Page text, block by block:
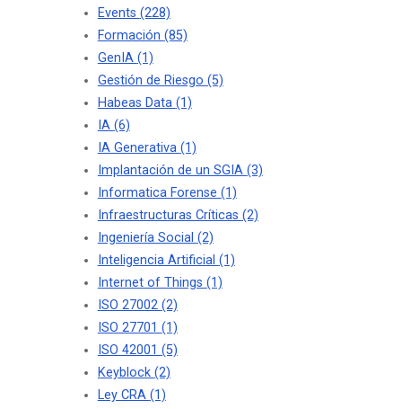
Events (228)
Formación (85)
GenIA (1)
Gestión de Riesgo (5)
Habeas Data (1)
IA (6)
IA Generativa (1)
Implantación de un SGIA (3)
Informatica Forense (1)
Infraestructuras Críticas (2)
Ingeniería Social (2)
Inteligencia Artificial (1)
Internet of Things (1)
ISO 27002 (2)
ISO 27701 (1)
ISO 42001 (5)
Keyblock (2)
Ley CRA (1)